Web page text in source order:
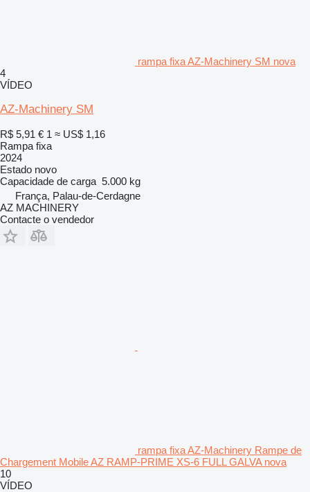
rampa fixa AZ-Machinery SM nova
4
VÍDEO
AZ-Machinery SM
R$ 5,91 € 1 ≈ US$ 1,16
Rampa fixa
2024
Estado novo
Capacidade de carga 5.000 kg
França, Palau-de-Cerdagne
AZ MACHINERY
Contacte o vendedor
rampa fixa AZ-Machinery Rampe de
Chargement Mobile AZ RAMP-PRIME XS-6 FULL GALVA nova
10
VÍDEO